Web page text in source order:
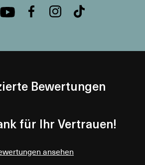
Bewertungen
für Ihr Vertrauen!
ansehen